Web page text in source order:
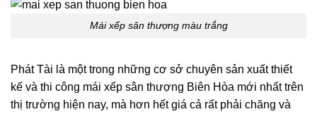
Mái xếp sân thượng màu trắng
Phát Tài là một trong những cơ sở chuyên sản xuất thiết
kế và thi công mái xếp sân thượng Biên Hòa mới nhất trên
thị trường hiện nay, mà hơn hết giá cả rất phải chăng và